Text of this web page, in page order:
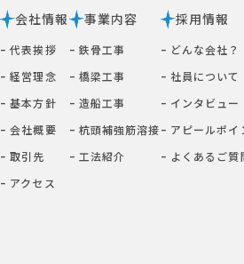
会社情報
ｰ 代表挨拶
ｰ 経営理念
ｰ 基本⽅針
ｰ 会社概要
ｰ 取引先
ｰ アクセス
事業内容
ｰ 鉄⾻⼯事
ｰ 橋梁⼯事
ｰ 造船工事
ｰ 杭頭補強筋溶接
ｰ ⼯法紹介
採用情報
ｰ どんな会社？
ｰ 社員について
ｰ インタビュー
ｰ アピールポイ
ｰ よくあるご質